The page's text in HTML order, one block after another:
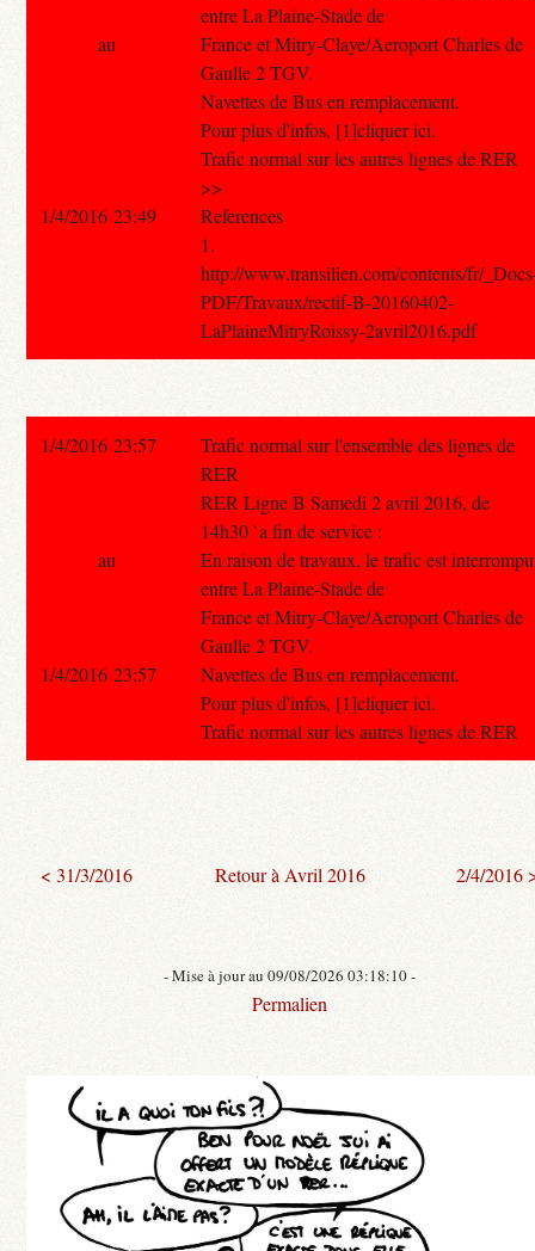
entre La Plaine-Stade de
France et Mitry-Claye/Aeroport Charles de
Gaulle 2 TGV.
Navettes de Bus en remplacement.
Pour plus d'infos, [1]cliquer ici.
Trafic normal sur les autres lignes de RER
>>
References
1.
http://www.transilien.com/contents/fr/
PDF/Travaux/rectif-B-20160402-
LaPlaineMitryRoissy-2avril2016.pdf
au
1/4/2016 23:49
1/4/2016 23:57
Trafic normal sur l'ensemble des lignes de
RER
RER Ligne B Samedi 2 avril 2016, de
14h30 `a fin de service :
En raison de travaux, le trafic est interrompu
entre La Plaine-Stade de
France et Mitry-Claye/Aeroport Charles de
Gaulle 2 TGV.
Navettes de Bus en remplacement.
Pour plus d'infos, [1]cliquer ici.
Trafic normal sur les autres lignes de RER
au
1/4/2016 23:57
< 31/3/2016 Retour à Avril 2016 2/4/2016
- Mise à jour au 09/08/2026 03:18:10 -
Permalien